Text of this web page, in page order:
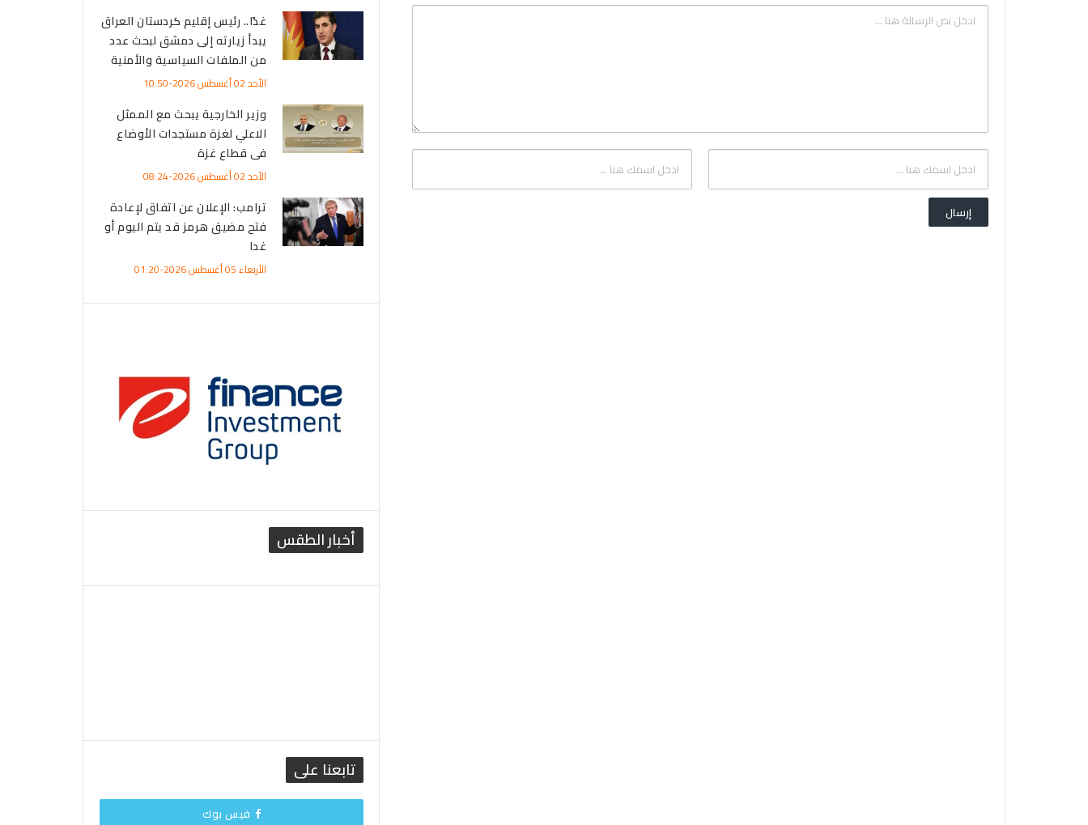
غدًا.. رئيس إقليم كردستان العراق
يبدأ زيارته إلى دمشق لبحث عدد
من الملفات السياسية والأمنية
الأحد 02 أغسطس 2026-10:50
وزير الخارجية يبحث مع الممثل
الاعلي لغزة مستجدات الأوضاع
فى قطاع غزة
الأحد 02 أغسطس 2026-08:24
ترامب: الإعلان عن اتفاق لإعادة
فتح مضيق هرمز قد يتم اليوم أو
غدا
الأربعاء 05 أغسطس 2026-01:20
أخبار الطقس
تابعنا على
فيس بوك